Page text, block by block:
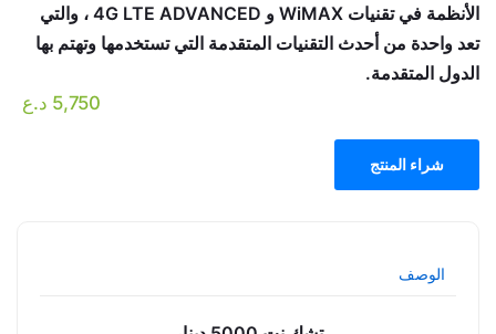
الأنظمة في تقنيات WiMAX و 4G LTE ADVANCED ، والتي
تعد واحدة من أحدث التقنيات المتقدمة التي تستخدمها وتهتم بها
الدول المتقدمة.
5,750 د.ع
شراء المنتج
الوصف